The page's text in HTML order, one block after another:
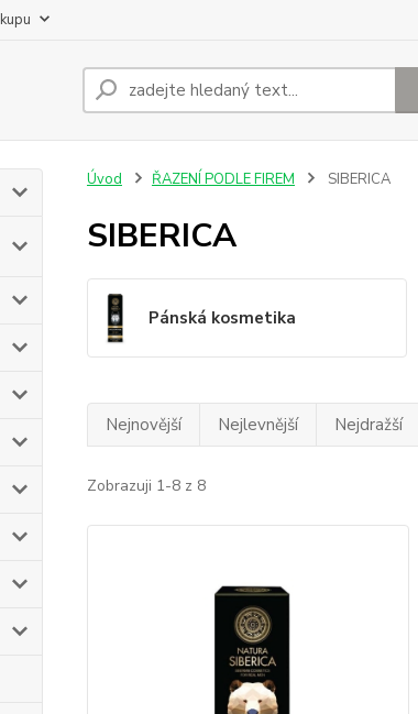
Úvod ŘAZENÍ PODLE FIREM SIBERICA
SIBERICA
Pánská kosmetika
Nejnovější Nejlevnější Nejdražší
Zobrazuji 1-8 z 8